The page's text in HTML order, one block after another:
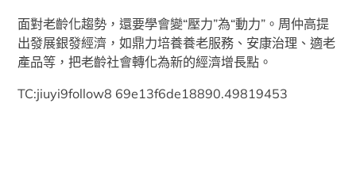
面對老齡化趨勢，還要學會變“壓力”為“動力”。周仲高提
出發展銀發經濟，如鼎力培養養老服務、安康治理、適老
產品等，把老齡社會轉化為新的經濟增長點。
TC:jiuyi9follow8 69e13f6de18890.49819453